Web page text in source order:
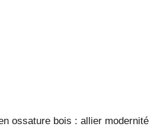
ossature bois : allier modernité